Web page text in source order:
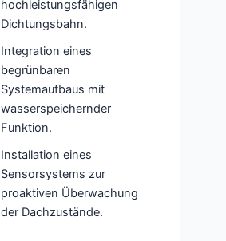
hochleistungsfähigen
Dichtungsbahn.
Integration eines
begrünbaren
Systemaufbaus mit
wasserspeichernder
Funktion.
Installation eines
Sensorsystems zur
proaktiven Überwachung
der Dachzustände.